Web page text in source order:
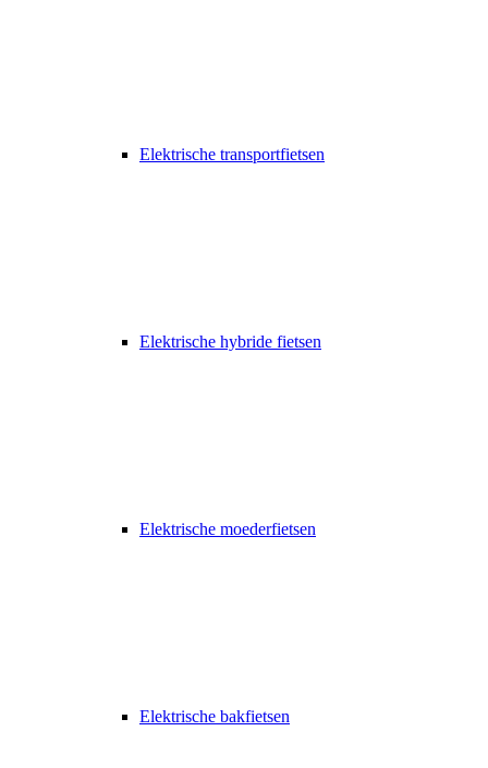
Elektrische transportfietsen
Elektrische hybride fietsen
Elektrische moederfietsen
Elektrische bakfietsen